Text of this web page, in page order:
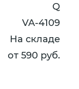
Q
VA-4109
На складе
от 590 руб.